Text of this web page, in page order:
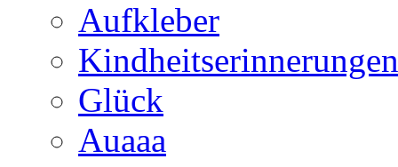
Aufkleber
Kindheitserinnerungen
Glück
Auaaa